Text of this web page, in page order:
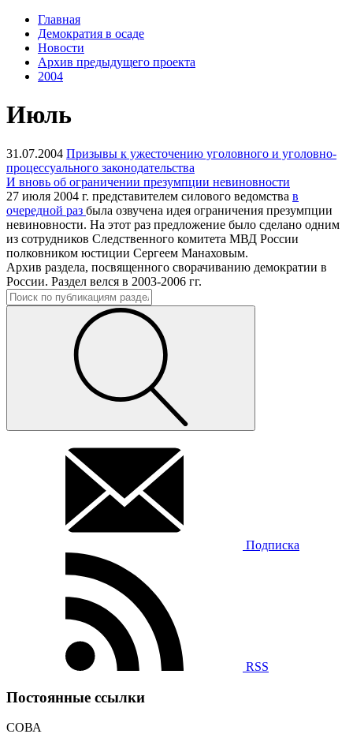
Главная
Демократия в осаде
Новости
Архив предыдущего проекта
2004
Июль
31.07.2004 Призывы к ужесточению уголовного и уголовно-
процессуального законодательства
И вновь об ограничении презумпции невиновности
27 июля 2004 г. представителем силового ведомства в
очередной раз была озвучена идея ограничения презумпции
невиновности. На этот раз предложение было сделано одним
из сотрудников Следственного комитета МВД России
полковником юстиции Сергеем Манаховым.
Архив раздела, посвященного сворачиванию демократии в
России. Раздел велся в 2003-2006 гг.
Подписка
RSS
Постоянные ссылки
СОВА